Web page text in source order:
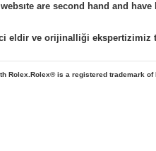
are second hand and
eldir ve orijinalliği ekspertizimiz
Rolex.Rolex® is a registered trademark of